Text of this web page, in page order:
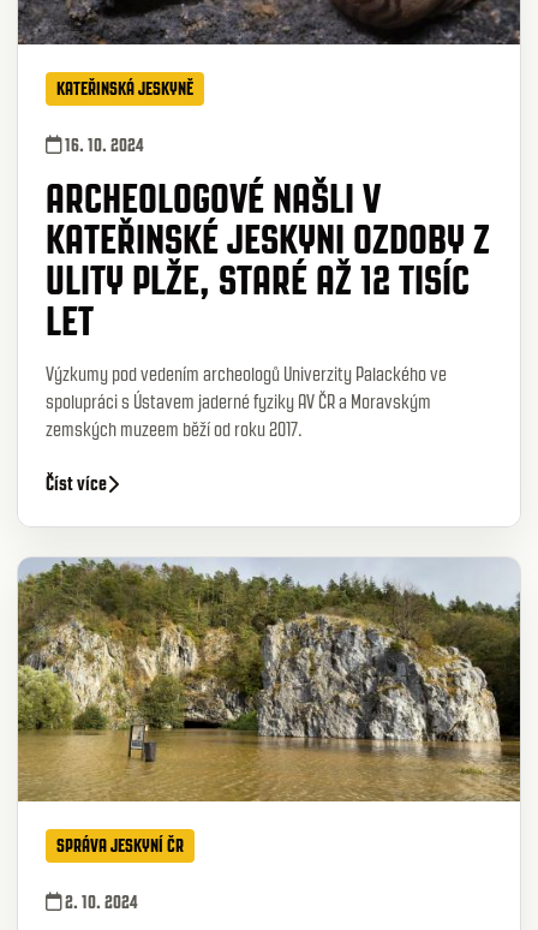
KATEŘINSKÁ JESKYNĚ
16. 10. 2024
ARCHEOLOGOVÉ NAŠLI V
KATEŘINSKÉ JESKYNI OZDOBY Z
ULITY PLŽE, STARÉ AŽ 12 TISÍC
LET
Výzkumy pod vedením archeologů Univerzity Palackého ve
spolupráci s Ústavem jaderné fyziky AV ČR a Moravským
zemských muzeem běží od roku 2017.
Číst více
SPRÁVA JESKYNÍ ČR
2. 10. 2024